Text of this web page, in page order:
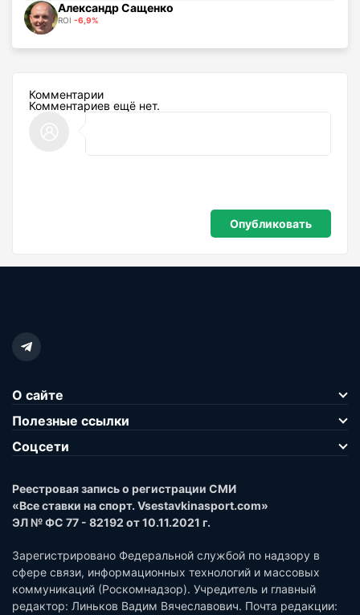
Александр Сащенко
ROI -6,9%
Комментарии
Комментариев ещё нет.
О сайте
Полезные ссылки
Соцсети
Реестровая запись о регистрации СМИ
«Все ставки на спорт. Vsestavkinasport.com»
ЭЛ № ФС 77 - 82192 от 10.11.2021 г.
Зарегистрировано Федеральной службой по надзору в
сфере связи, информационных технологий и массовых
коммуникаций (Роскомнадзор). Учредитель и главный
редактор: Линьков Вадим Вячеславович. Почта редакции: